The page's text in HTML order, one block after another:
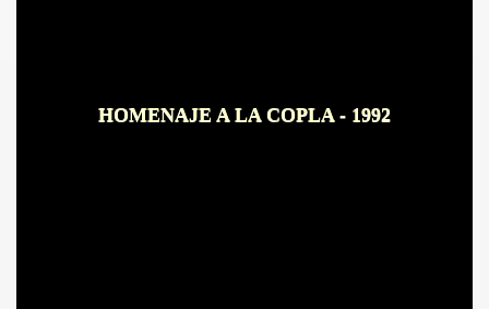
HOMENAJE A LA COPLA - 1992